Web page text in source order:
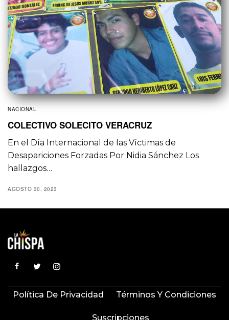
NACIONAL
COLECTIVO SOLECITO VERACRUZ
En el Día Internacional de las Víctimas de
Desapariciones Forzadas Por Nidia Sánchez Los
hallazgos…
AGOSTO 30, 2023
Política De Privacidad Términos Y Condiciones
Suscripciones